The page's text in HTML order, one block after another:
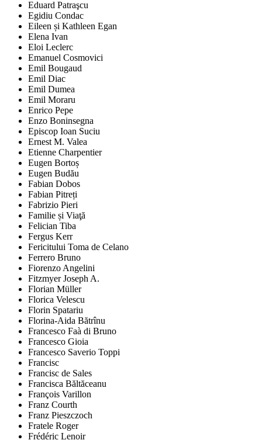
Eduard Patraşcu
Egidiu Condac
Eileen și Kathleen Egan
Elena Ivan
Eloi Leclerc
Emanuel Cosmovici
Emil Bougaud
Emil Diac
Emil Dumea
Emil Moraru
Enrico Pepe
Enzo Boninsegna
Episcop Ioan Suciu
Ernest M. Valea
Etienne Charpentier
Eugen Bortoș
Eugen Budău
Fabian Dobos
Fabian Pitreți
Fabrizio Pieri
Familie și Viaţă
Felician Tiba
Fergus Kerr
Fericitului Toma de Celano
Ferrero Bruno
Fiorenzo Angelini
Fitzmyer Joseph A.
Florian Müller
Florica Velescu
Florin Spatariu
Florina-Aida Bătrînu
Francesco Faà di Bruno
Francesco Gioia
Francesco Saverio Toppi
Francisc
Francisc de Sales
Francisca Băltăceanu
François Varillon
Franz Courth
Franz Pieszczoch
Fratele Roger
Frédéric Lenoir